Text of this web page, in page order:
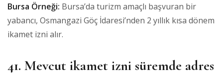
Bursa Örneği: Bursa’da turizm amaçlı başvuran bir
yabancı, Osmangazi Göç İdaresi’nden 2 yıllık kısa dönem
ikamet izni alır.
41. Mevcut ikamet izni süremde adres